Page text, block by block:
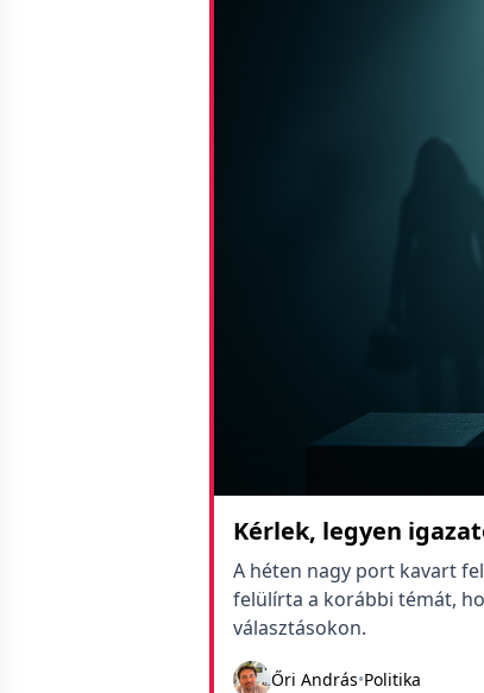
Kérlek, legyen
A héten nagy port kavart
felülírta a korábbi témát,
választásokon.
Őri András•Politika